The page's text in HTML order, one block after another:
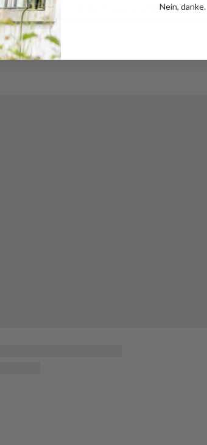
Eine Frage stellenNein, danke.